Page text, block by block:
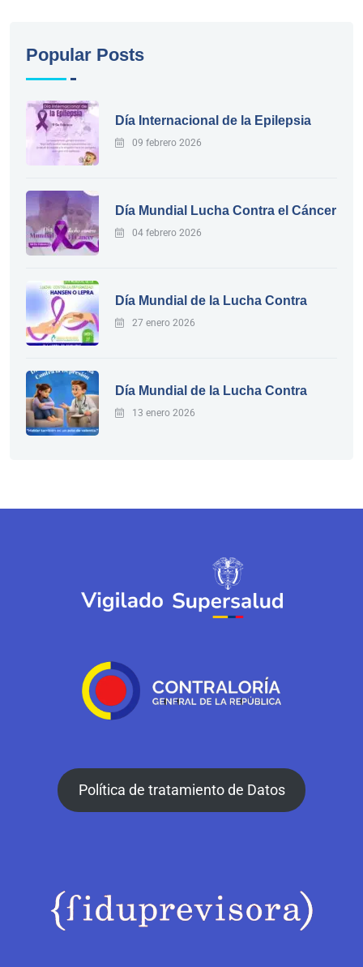
Popular Posts
Día Internacional de la Epilepsia
09 febrero 2026
Día Mundial Lucha Contra el Cáncer
04 febrero 2026
Día Mundial de la Lucha Contra
27 enero 2026
Día Mundial de la Lucha Contra
13 enero 2026
Política de tratamiento de Datos